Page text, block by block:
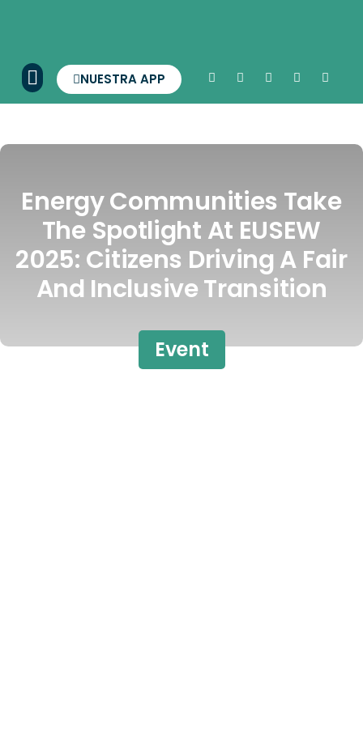
NUESTRA APP
Energy Communities Take
The Spotlight At EUSEW
2025: Citizens Driving A Fair
And Inclusive Transition
Event